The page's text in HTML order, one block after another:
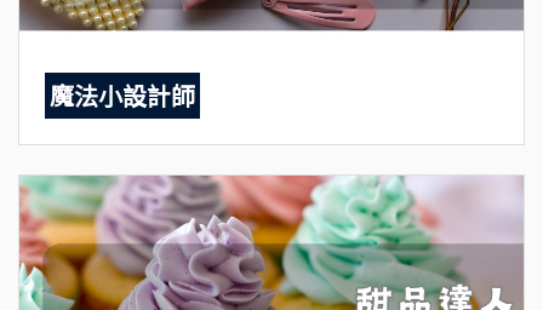
魔法小設計師